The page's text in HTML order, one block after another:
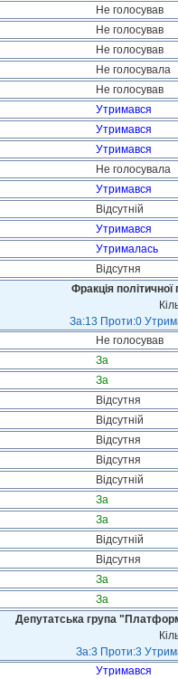
Не голосував
Не голосував
Не голосував
Не голосувала
Не голосував
Утримався
Утримався
Утримався
Не голосувала
Утримався
Відсутній
Утримався
Утрималась
Відсутня
Фракція
За:13 Проти:0
Не голосував
За
За
Відсутня
Відсутній
Відсутня
Відсутня
Відсутній
За
За
Відсутній
Відсутня
За
За
Депутатська група
За:3 Проти:3
Утримався